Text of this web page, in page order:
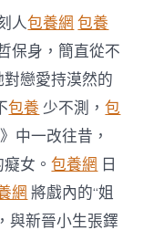
姐
弟
戀
風
聞
戲
內
戲
外
皆
“為
愛
人包養網 包養
保身，簡直從不
戀愛持漠然的
包養 少不測，包
中一改往昔，
癡女。包養網 日
網 將戲內的“姐
與新晉小生張鐸